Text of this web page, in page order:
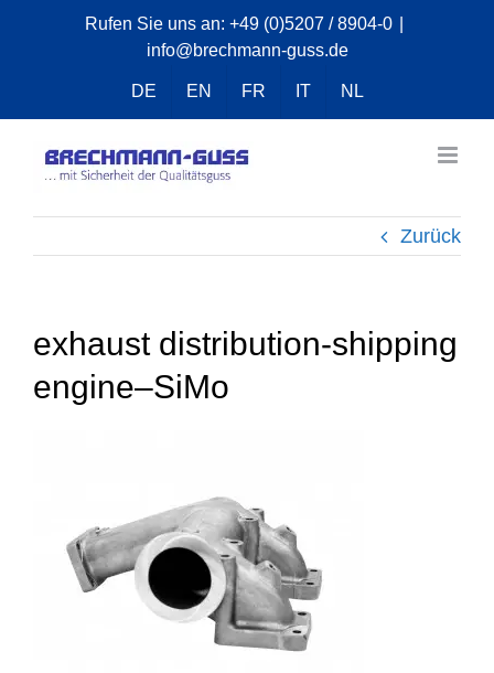
Rufen Sie uns an: +49 (0)5207 / 8904-0
info@brechmann-guss.de
DE EN FR IT NL
Zurück
exhaust distribution-shipping
engine–SiMo